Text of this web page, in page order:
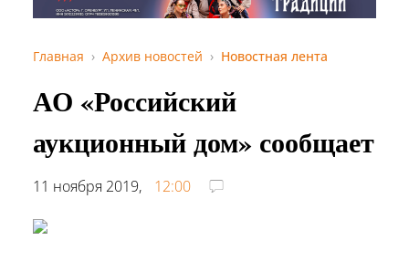
Главная Архив новостей Новостная лента
АО «Российский
аукционный дом» сообщает
11 ноября 2019, 12:00